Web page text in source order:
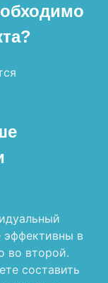
эффективны в
во второй.
составить